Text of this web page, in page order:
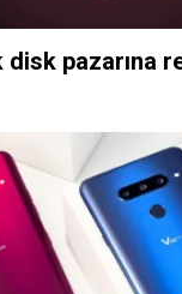
pazarına